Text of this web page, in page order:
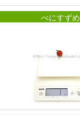
べにすずめ